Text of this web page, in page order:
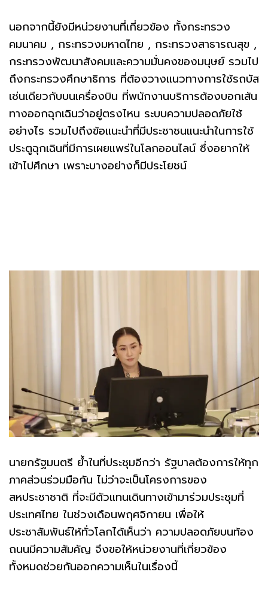
นอกจากนี้ยังมีหน่วยงานที่เกี่ยวข้อง ทั้งกระทรวง
คมนาคม , กระทรวงมหาดไทย , กระทรวงสาธารณสุข ,
กระทรวงพัฒนาสังคมและความมั่นคงของมนุษย์ รวมไป
ถึงกระทรวงศึกษาธิการ ที่ต้องวางแนวทางการใช้รถบัส
เช่นเดียวกับบนเครื่องบิน ที่พนักงานบริการต้องบอกเส้น
ทางออกฉุกเฉินว่าอยู่ตรงไหน ระบบความปลอดภัยใช้
อย่างไร รวมไปถึงข้อแนะนำที่มีประชาชนแนะนำในการใช้
ประตูฉุกเฉินที่มีการเผยแพร่ในโลกออนไลน์ ซึ่งอยากให้
เข้าไปศึกษา เพราะบางอย่างก็มีประโยชน์
นายกรัฐมนตรี ย้ำในที่ประชุมอีกว่า รัฐบาลต้องการให้ทุก
ภาคส่วนร่วมมือกัน ไม่ว่าจะเป็นโครงการของ
สหประชาชาติ ที่จะมีตัวแทนเดินทางเข้ามาร่วมประชุมที่
ประเทศไทย ในช่วงเดือนพฤศจิกายน เพื่อให้
ประชาสัมพันธ์ให้ทั่วโลกได้เห็นว่า ความปลอดภัยบนท้อง
ถนนมีความสัมคัญ จึงขอให้หน่วยงานที่เกี่ยวข้อง
ทั้งหมดช่วยกันออกความเห็นในเรื่องนี้